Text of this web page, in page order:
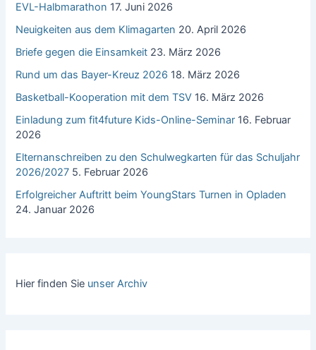
EVL-Halbmarathon 17. Juni 2026
Neuigkeiten aus dem Klimagarten 20. April 2026
Briefe gegen die Einsamkeit 23. März 2026
Rund um das Bayer-Kreuz 2026 18. März 2026
Basketball-Kooperation mit dem TSV 16. März 2026
Einladung zum fit4future Kids-Online-Seminar 16. Februar
2026
Elternanschreiben zu den Schulwegkarten für das Schuljahr
2026/2027 5. Februar 2026
Erfolgreicher Auftritt beim YoungStars Turnen in Opladen
24. Januar 2026
Hier finden Sie unser Archiv